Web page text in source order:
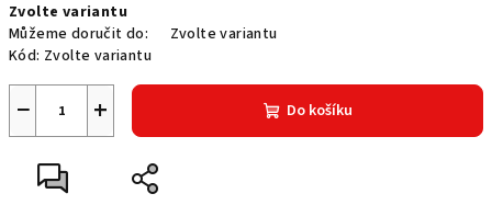
cena:
Zvolte variantu
Můžeme doručit do:
Zvolte variantu
Kód: Zvolte variantu
+
− Do košíku